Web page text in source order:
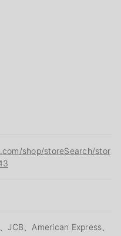
shop/storeSearch/stor
JCB、American Express、